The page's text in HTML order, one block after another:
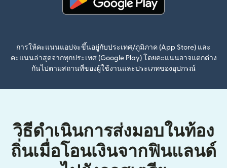
การให้คะแนนแอปจะขึ้นอยู่กับประเทศ/ภูมิภาค (App Store) และ
คะแนนล่าสุดจากทุกประเทศ (Google Play) โดยคะแนนอาจแตกต่าง
กันไปตามสถานที่ของผู้ใช้งานและประเภทของอุปกรณ์
วิธีดำเนินการส่งมอบในท้อง
ถิ่นเมื่อโอนเงินจากฟินแลนด์